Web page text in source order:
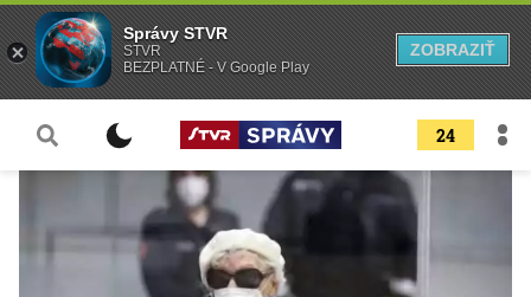
24
Správy STVR
STVR
BEZPLATNÉ - V Google Play
ZOBRAZIŤ